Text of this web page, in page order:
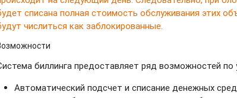
списана полная стоимость обслуживания этих
числиться как заблокированные.
биллинга предоставляет ряд возможностей по
Автоматический подсчет и списание денежных